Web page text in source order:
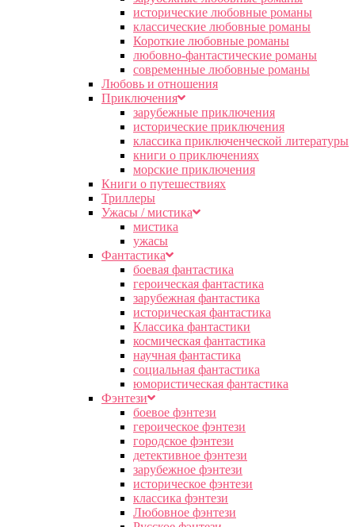
исторические любовные романы
классические любовные романы
Короткие любовные романы
любовно-фантастические романы
современные любовные романы
Любовь и отношения
Приключения
зарубежные приключения
исторические приключения
классика приключенческой литературы
книги о приключениях
морские приключения
Книги о путешествиях
Триллеры
Ужасы / мистика
мистика
ужасы
Фантастика
боевая фантастика
героическая фантастика
зарубежная фантастика
историческая фантастика
Классика фантастики
космическая фантастика
научная фантастика
социальная фантастика
юмористическая фантастика
Фэнтези
боевое фэнтези
героическое фэнтези
городское фэнтези
детективное фэнтези
зарубежное фэнтези
историческое фэнтези
классика фэнтези
Любовное фэнтези